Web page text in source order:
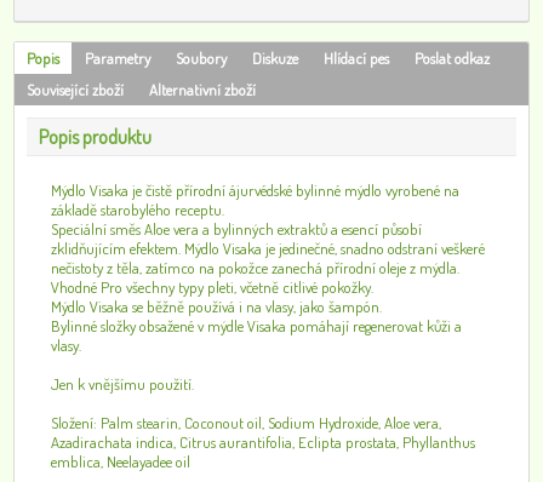
Popis Parametry Soubory Diskuze Hlídací pes
Poslat odkaz
Související zboží
Alternativní zboží
Popis produktu
Mýdlo Visaka je čistě přírodní ájurvédské bylinné mýdlo vyrobené na
základě starobylého receptu.
Speciální směs Aloe vera a bylinných extraktů a esencí působí
zklidňujícím efektem. Mýdlo Visaka je jedinečné, snadno odstraní veškeré
nečistoty z těla, zatímco na pokožce zanechá přírodní oleje z mýdla.
Vhodné Pro všechny typy pleti, včetně citlivé pokožky.
Mýdlo Visaka se běžně používá i na vlasy, jako šampón.
Bylinné složky obsažené v mýdle Visaka pomáhají regenerovat kůži a
vlasy.
Jen k vnějšímu použití.
Složení: Palm stearin, Coconout oil, Sodium Hydroxide, Aloe vera,
Azadirachata indica, Citrus aurantifolia, Eclipta prostata, Phyllanthus
emblica, Neelayadee oil